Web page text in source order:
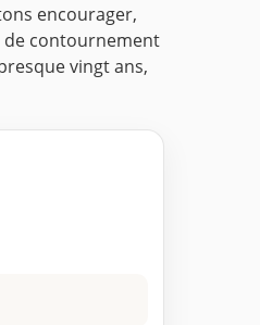
encourager,
de contournement
vingt ans,